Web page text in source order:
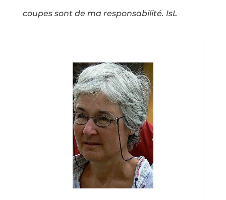
coupes sont de ma responsabilité. IsL